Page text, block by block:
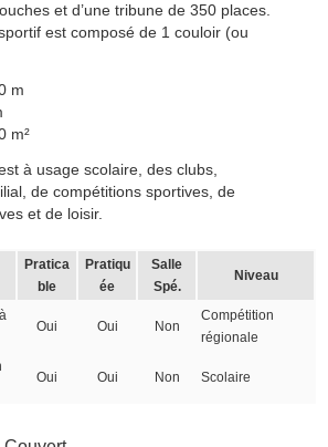
et d’une tribune de 350 places.
est composé de 1 couloir (ou
m
m²
à usage scolaire, des clubs,
de compétitions sportives, de
et de loisir.
Pratica
ble
Pratiqu
ée
Salle
Spé.
Niveau
Oui Oui Non
Compétition
régionale
Oui Oui Non Scolaire